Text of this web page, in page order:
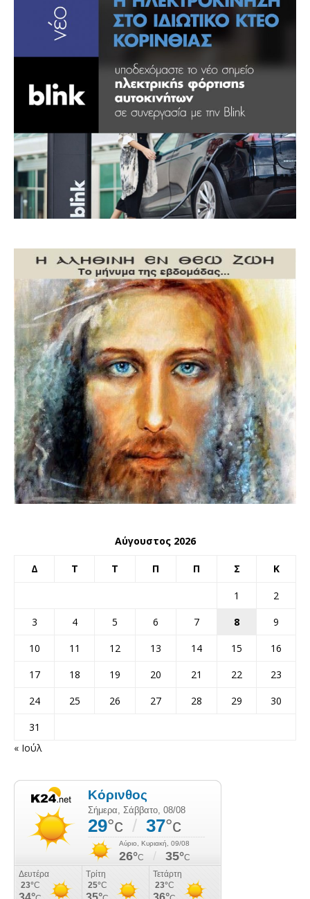
Αύγουστος 2026
Δ Τ Τ Π Π Σ Κ
1
2
3
4 5 6 7 8
9
10
11 12 13 14 15
16
17
18 19 20 21 22
23
24
25 26 27 28 29
30
31
« Ιούλ